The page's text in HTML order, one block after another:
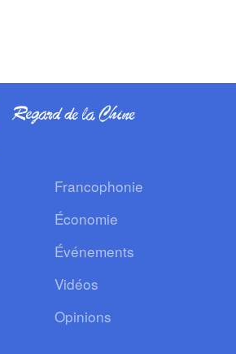
Francophonie
Économie
Événements
Vidéos
Opinions